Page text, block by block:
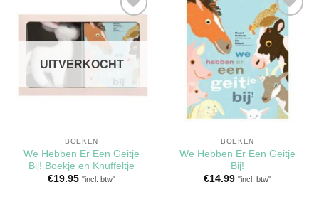
Toevoegen
aan
verlanglijst
UITVERKOCHT
BOEKEN
We Hebben Er Een Geitje
Bij! Boekje en Knuffeltje
€19.95 "incl. btw"
Toevoegen
aan
verlanglijst
BOEKEN
We Hebben Er Een Geitje
Bij!
€14.99 "incl. btw"